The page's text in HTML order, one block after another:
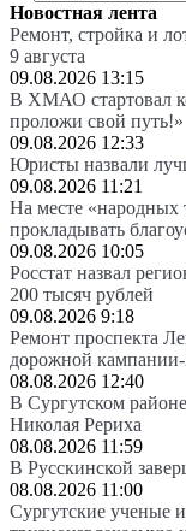
Новостная лента
Ремонт, стройка и
9 августа
09.08.2026 13:15
В ХМАО стартовал
проложи свой путь!»
09.08.2026 12:33
Юристы назвали
09.08.2026 11:21
На месте «народных
прокладывать
09.08.2026 10:05
Росстат назвал
200 тысяч рублей
09.08.2026 9:18
Ремонт проспекта
дорожной кампании-
08.08.2026 12:40
В Сургутском
Николая Рериха
08.08.2026 11:59
В Русскинской
08.08.2026 11:00
Сургутские ученые